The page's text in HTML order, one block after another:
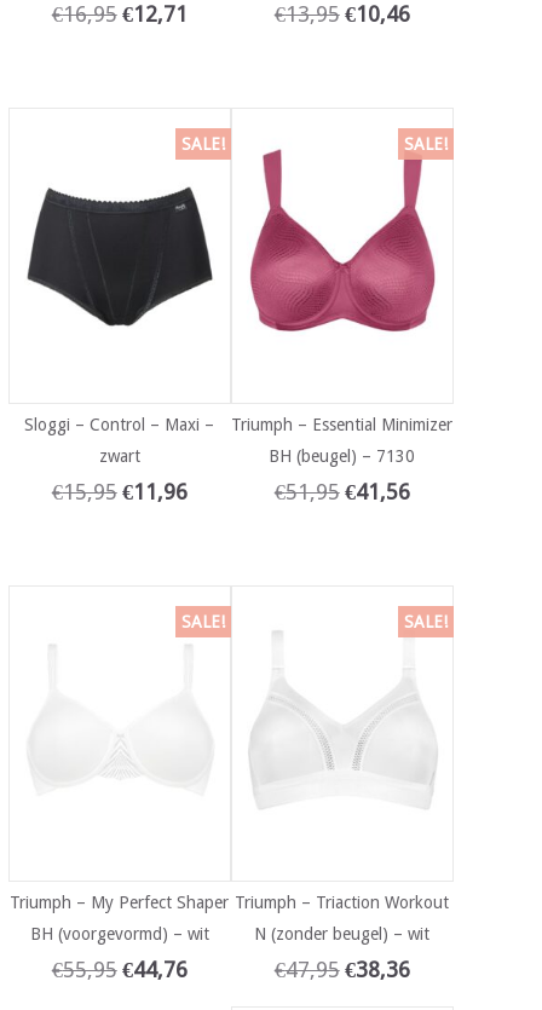
€16,95 €12,71 €13,95 €10,46
SALE!
Sloggi – Control – Maxi –
zwart
€15,95 €11,96
SALE!
Triumph – Essential Minimizer
BH (beugel) – 7130
€51,95 €41,56
SALE!
Triumph – My Perfect Shaper
BH (voorgevormd) – wit
€55,95 €44,76
SALE!
Triumph – Triaction Workout
N (zonder beugel) – wit
€47,95 €38,36